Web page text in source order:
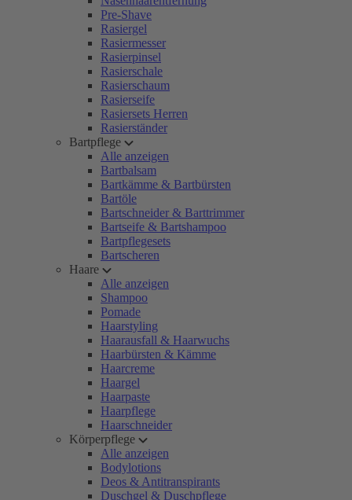
Pre-Shave
Rasiergel
Rasiermesser
Rasierpinsel
Rasierschale
Rasierschaum
Rasierseife
Rasiersets Herren
Rasierständer
Bartpflege
Alle anzeigen
Bartbalsam
Bartkämme & Bartbürsten
Bartöle
Bartschneider & Barttrimmer
Bartseife & Bartshampoo
Bartpflegesets
Bartscheren
Haare
Alle anzeigen
Shampoo
Pomade
Haarstyling
Haarausfall & Haarwuchs
Haarbürsten & Kämme
Haarcreme
Haargel
Haarpaste
Haarpflege
Haarschneider
Körperpflege
Alle anzeigen
Bodylotions
Deos & Antitranspirants
Duschgel & Duschpflege